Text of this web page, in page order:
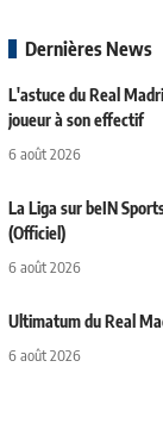
Dernières News
L'astuce du Real
joueur à son effectif
6 août 2026
La Liga sur beIN
(Officiel)
6 août 2026
Ultimatum du Real
6 août 2026